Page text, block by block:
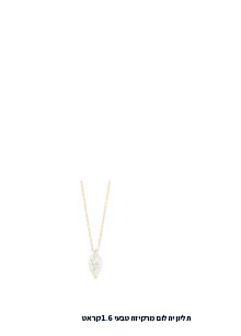
תליון יהלום מרקיזה טבעי 1.6 קראט